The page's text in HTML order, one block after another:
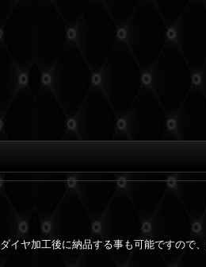
イヤ加工後に納品する事も可能ですので